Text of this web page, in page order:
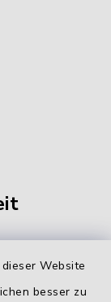
Website
besser zu